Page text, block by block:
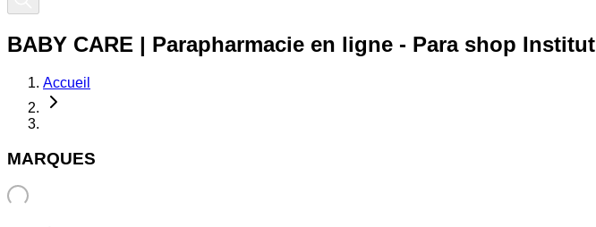
BABY CARE | Parapharmacie en ligne - Para shop Institut
Accueil
MARQUES